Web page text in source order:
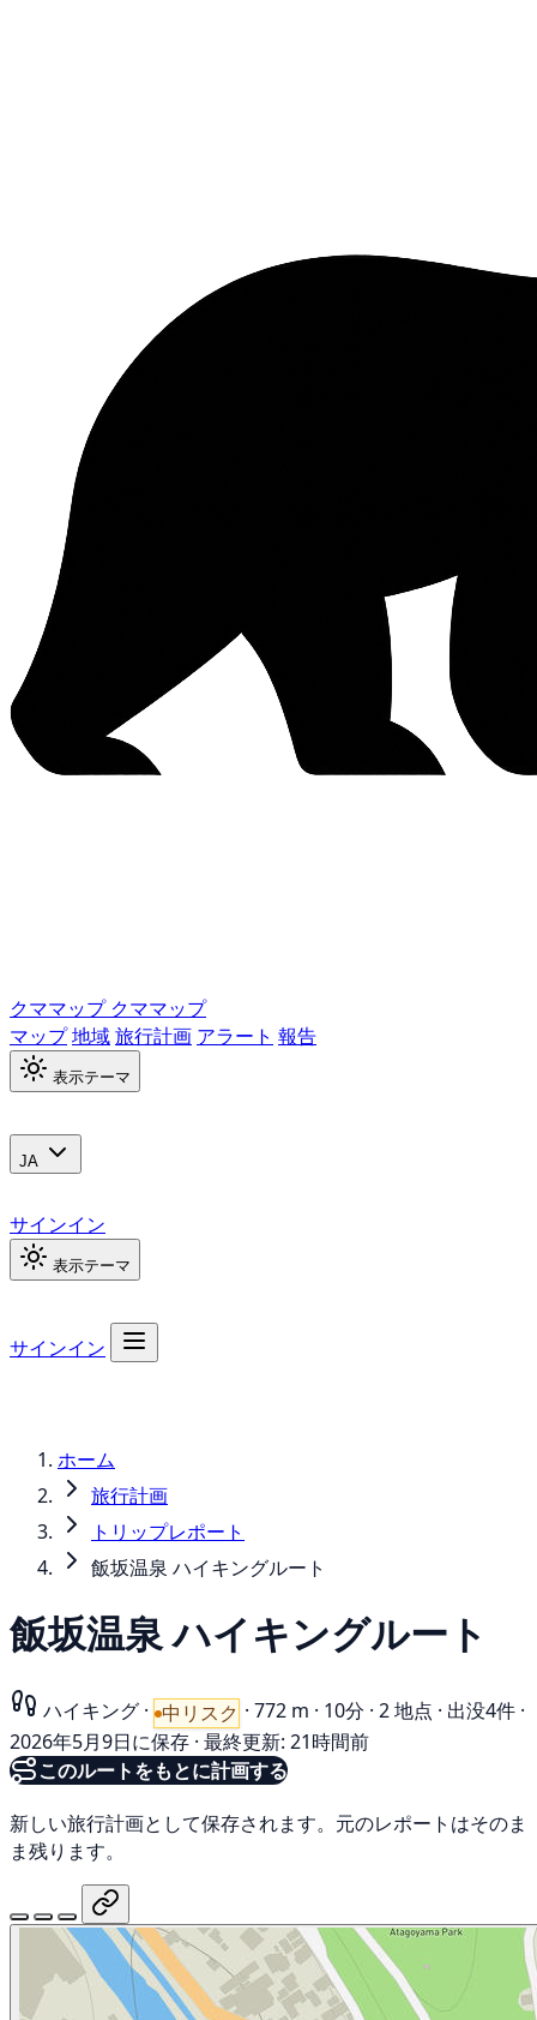
クママップ クママップ
マップ地域旅行計画 アラート 報告
表示テーマ
JA
サインイン
表示テーマ
サインイン
ホーム
旅行計画
トリップレポート
飯坂温泉 ハイキングルート
飯坂温泉 ハイキングルート
ハイキング · 中リスク · 772 m · 10分 · 2 地点 · 出没4件 ·
2026年5月9日に保存 · 最終更新: 21時間前
このルートをもとに計画する
新しい旅行計画として保存されます。元のレポートはそのま
ま残ります。